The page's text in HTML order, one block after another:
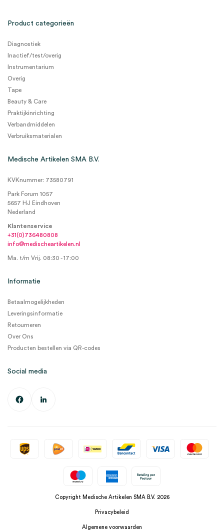
Product categorieën
Diagnostiek
Inactief/test/overig
Instrumentarium
Overig
Tape
Beauty & Care
Praktijkinrichting
Verbandmiddelen
Verbruiksmaterialen
Medische Artikelen SMA B.V.
KVKnummer: 73580791
Park Forum 1057
5657 HJ Eindhoven
Nederland
Klantenservice
+31(0)736480808
info@medischeartikelen.nl
Ma. t/m Vrij. 08:30 - 17:00
Informatie
Betaalmogelijkheden
Leveringsinformatie
Retourneren
Over Ons
Producten bestellen via QR-codes
Social media
Copyright Medische Artikelen SMA B.V. 2026
Privacybeleid
Algemene voorwaarden